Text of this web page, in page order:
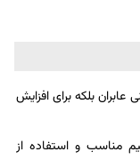
بلکه برای افزایش
مناسب و استفاده از